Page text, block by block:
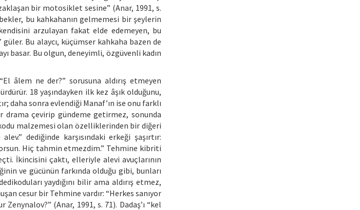
bir motosiklet sesine” (Anar, 1991, s.
bu kahkahanın gelmemesi bir şeylerin
arzulayan fakat elde edemeyen, bu
Bu alaycı, küçümser kahkaha bazen de
basar. Bu olgun, deneyimli, özgüvenli kadın
âlem ne der?” sorusuna aldırış etmeyen
18 yaşındayken ilk kez âşık olduğunu,
daha sonra evlendiği Manaf’ın ise onu farklı
drama çevirip gündeme getirmez, sonunda
malzemesi olan özelliklerinden bir diğeri
dediğinde karşısındaki erkeği şaşırtır:
Hiç tahmin etmezdim.” Tehmine kibriti
İkincisini çaktı, elleriyle alevi avuçlarının
ve gücünün farkında olduğu gibi, bunları
yaydığını bilir ama aldırış etmez,
cesur bir Tehmine vardır: “Herkes sanıyor
(Anar, 1991, s. 71). Dadaş’ı “kel